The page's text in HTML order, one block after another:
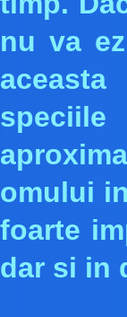
nu va
omului
foarte
dar si in